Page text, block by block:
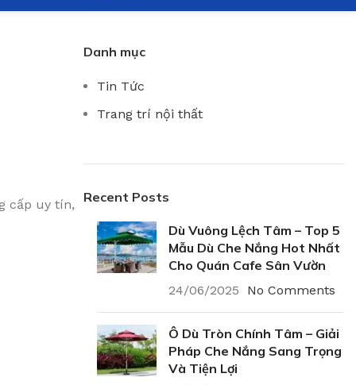
cấp uy tín,
Danh mục
Tin Tức
Trang trí nội thất
Recent Posts
Dù Vuông Lệch Tâm – Top 5
Mẫu Dù Che Nắng Hot Nhất
Cho Quán Cafe Sân Vườn
24/06/2025 No Comments
Ô Dù Tròn Chính Tâm – Giải
Pháp Che Nắng Sang Trọng
Và Tiện Lợi